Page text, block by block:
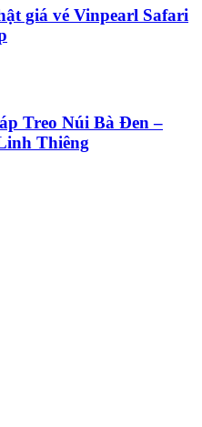
giá vé Vinpearl Safari
Treo Núi Bà Đen –
Thiêng